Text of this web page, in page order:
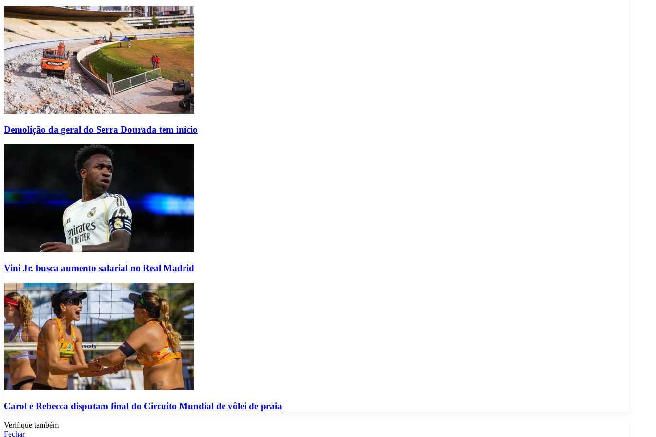
Demolição da geral do Serra Dourada tem início
Vini Jr. busca aumento salarial no Real Madrid
Carol e Rebecca disputam final do Circuito Mundial de vôlei de praia
Verifique também
Fechar